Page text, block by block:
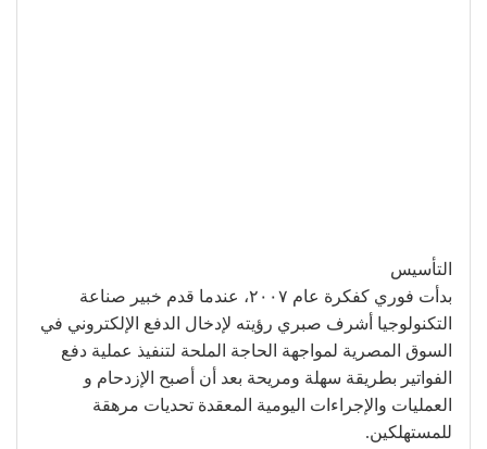
التأسيس
بدأت فوري كفكرة عام ٢٠٠٧، عندما قدم خبير صناعة
التكنولوجيا أشرف صبري رؤيته لإدخال الدفع الإلكتروني في
السوق المصرية لمواجهة الحاجة الملحة لتنفيذ عملية دفع
الفواتير بطريقة سهلة ومريحة بعد أن أصبح الإزدحام و
العمليات والإجراءات اليومية المعقدة تحديات مرهقة
للمستهلكين.